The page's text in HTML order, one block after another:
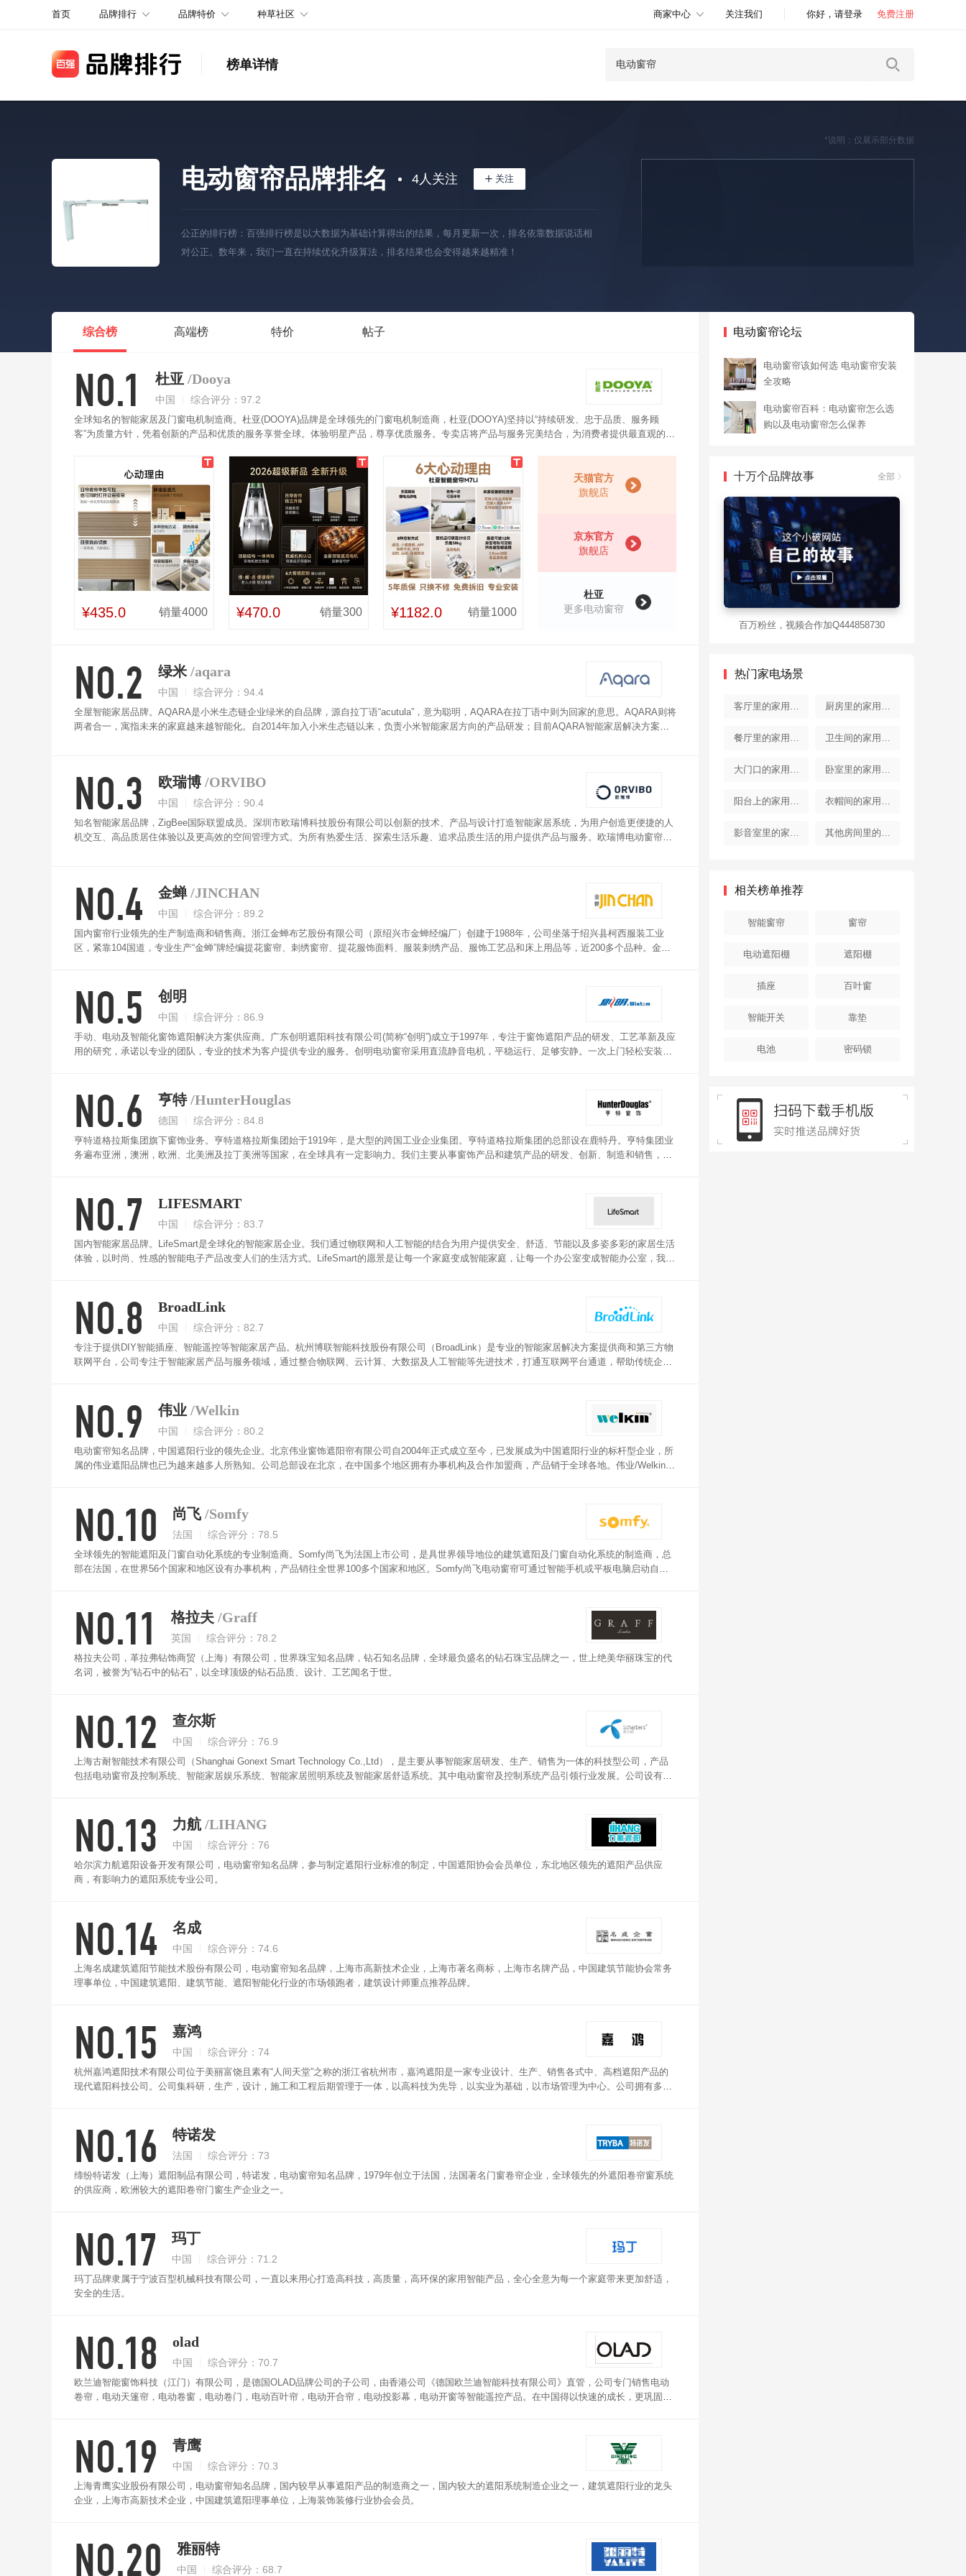
首页 品牌排行 品牌特价 种草社区 商家中心 关注我们 你好，请登录 免费注册
榜单详情
电动窗帘品牌排名 4人关注
公正的排行榜：百强排行榜是以大数据为基础计算得出的结果，每月更新一次，排名依靠数据说话相
对公正。数年来，我们一直在持续优化升级算法，排名结果也会变得越来越精准！
*说明：仅展示部分数据
综合榜 高端榜 特价 帖子
NO.1 杜亚 /Dooya
中国 综合评分：97.2
全球知名的智能家居及门窗电机制造商。杜亚(DOOYA)品牌是全球领先的门窗电机制造商，杜亚(DOOYA)坚持以“持续研发、忠于品质、服务顾
客”为质量方针，凭着创新的产品和优质的服务享誉全球。体验明星产品，尊享优质服务。专卖店将产品与服务完美结合，为消费者提供最直观的产
下；除了遥控器正常操作外，此款支持天猫精灵或小爱同学进行语音控制，以及进行定时开关等智能体验。搭配天猫精灵/米家APP、实现手机控
¥435.0 销量4000 ¥470.0 销量300 ¥1182.0 销量1000
天猫官方
旗舰店
京东官方
旗舰店
杜亚
更多电动窗帘
NO.2 绿米 /aqara
中国 综合评分：94.4
全屋智能家居品牌。AQARA是小米生态链企业绿米的自品牌，源自拉丁语“acutula”，意为聪明，AQARA在拉丁语中则为回家的意思。AQARA则将
两者合一，寓指未来的家庭越来越智能化。自2014年加入小米生态链以来，负责小米智能家居方向的产品研发；目前AQARA智能家居解决方案已
关，与智能门锁、门窗传感器等实现联动。
NO.3 欧瑞博 /ORVIBO
中国 综合评分：90.4
知名智能家居品牌，ZigBee国际联盟成员。深圳市欧瑞博科技股份有限公司以创新的技术、产品与设计打造智能家居系统，为用户创造更便捷的人
机交互、高品质居住体验以及更高效的空间管理方式。为所有热爱生活、探索生活乐趣、追求品质生活的用户提供产品与服务。欧瑞博电动窗帘采
NO.4 金蝉 /JINCHAN
中国 综合评分：89.2
国内窗帘行业领先的生产制造商和销售商。浙江金蝉布艺股份有限公司（原绍兴市金蝉经编厂）创建于1988年，公司坐落于绍兴县柯西服装工业
区，紧靠104国道，专业生产“金蝉”牌经编提花窗帘、刺绣窗帘、提花服饰面料、服装刺绣产品、服饰工艺品和床上用品等，近200多个品种。金蝉
NO.5 创明
中国 综合评分：86.9
手动、电动及智能化窗饰遮阳解决方案供应商。广东创明遮阳科技有限公司(简称“创明”)成立于1997年，专注于窗饰遮阳产品的研发、工艺革新及应
用的研究，承诺以专业的团队，专业的技术为客户提供专业的服务。创明电动窗帘采用直流静音电机，平稳运行、足够安静。一次上门轻松安装。
NO.6 亨特 /HunterHouglas
德国 综合评分：84.8
亨特道格拉斯集团旗下窗饰业务。亨特道格拉斯集团始于1919年，是大型的跨国工业企业集团。亨特道格拉斯集团的总部设在鹿特丹。亨特集团业
务遍布亚洲，澳洲，欧洲、北美洲及拉丁美洲等国家，在全球具有一定影响力。我们主要从事窗饰产品和建筑产品的研发、创新、制造和销售，以
PowerView电动系统的潜力。使用智能手机或平板电脑上的应用程序，您可以创建和安排自定义的房间场景，让您的窗饰在一天中自行运行。
NO.7 LIFESMART
中国 综合评分：83.7
国内智能家居品牌。LifeSmart是全球化的智能家居企业。我们通过物联网和人工智能的结合为用户提供安全、舒适、节能以及多姿多彩的家居生活
体验，以时尚、性感的智能电子产品改变人们的生活方式。LifeSmart的愿景是让每一个家庭变成智能家庭，让每一个办公室变成智能办公室，我们
同时能做到手拉启动，遇阻停止。速接轨道可拼出多种长度，安装更简单方便。
NO.8 BroadLink
中国 综合评分：82.7
专注于提供DIY智能插座、智能遥控等智能家居产品。杭州博联智能科技股份有限公司（BroadLink）是专业的智能家居解决方案提供商和第三方物
联网平台，公司专注于智能家居产品与服务领域，通过整合物联网、云计算、大数据及人工智能等先进技术，打通互联网平台通道，帮助传统企业
通轨道更静音，更顺滑！
NO.9 伟业 /Welkin
中国 综合评分：80.2
电动窗帘知名品牌，中国遮阳行业的领先企业。北京伟业窗饰遮阳帘有限公司自2004年正式成立至今，已发展成为中国遮阳行业的标杆型企业，所
属的伟业遮阳品牌也已为越来越多人所熟知。公司总部设在北京，在中国多个地区拥有办事机构及合作加盟商，产品销于全球各地。伟业/Welkin电
NO.10 尚飞 /Somfy
法国 综合评分：78.5
全球领先的智能遮阳及门窗自动化系统的专业制造商。Somfy尚飞为法国上市公司，是具世界领导地位的建筑遮阳及门窗自动化系统的制造商，总
部在法国，在世界56个国家和地区设有办事机构，产品销往全世界100多个国家和地区。Somfy尚飞电动窗帘可通过智能手机或平板电脑启动自定
NO.11 格拉夫 /Graff
英国 综合评分：78.2
格拉夫公司，革拉弗钻饰商贸（上海）有限公司，世界珠宝知名品牌，钻石知名品牌，全球最负盛名的钻石珠宝品牌之一，世上绝美华丽珠宝的代
名词，被誉为“钻石中的钻石”，以全球顶级的钻石品质、设计、工艺闻名于世。
NO.12 查尔斯
中国 综合评分：76.9
上海古耐智能技术有限公司（Shanghai Gonext Smart Technology Co.,Ltd），是主要从事智能家居研发、生产、销售为一体的科技型公司，产品
包括电动窗帘及控制系统、智能家居娱乐系统、智能家居照明系统及智能家居舒适系统。其中电动窗帘及控制系统产品引领行业发展。公司设有产
NO.13 力航 /LIHANG
中国 综合评分：76
哈尔滨力航遮阳设备开发有限公司，电动窗帘知名品牌，参与制定遮阳行业标准的制定，中国遮阳协会会员单位，东北地区领先的遮阳产品供应
商，有影响力的遮阳系统专业公司。
NO.14 名成
中国 综合评分：74.6
上海名成建筑遮阳节能技术股份有限公司，电动窗帘知名品牌，上海市高新技术企业，上海市著名商标，上海市名牌产品，中国建筑节能协会常务
理事单位，中国建筑遮阳、建筑节能、遮阳智能化行业的市场领跑者，建筑设计师重点推荐品牌。
NO.15 嘉鸿
中国 综合评分：74
杭州嘉鸿遮阳技术有限公司位于美丽富饶且素有“人间天堂”之称的浙江省杭州市，嘉鸿遮阳是一家专业设计、生产、销售各式中、高档遮阳产品的
现代遮阳科技公司。公司集科研，生产，设计，施工和工程后期管理于一体，以高科技为先导，以实业为基础，以市场管理为中心。公司拥有多元
NO.16 特诺发
法国 综合评分：73
缔纷特诺发（上海）遮阳制品有限公司，特诺发，电动窗帘知名品牌，1979年创立于法国，法国著名门窗卷帘企业，全球领先的外遮阳卷帘窗系统
的供应商，欧洲较大的遮阳卷帘门窗生产企业之一。
NO.17 玛丁
中国 综合评分：71.2
玛丁品牌隶属于宁波百型机械科技有限公司，一直以来用心打造高科技，高质量，高环保的家用智能产品，全心全意为每一个家庭带来更加舒适，
安全的生活。
NO.18 olad
中国 综合评分：70.7
欧兰迪智能窗饰科技（江门）有限公司，是德国OLAD品牌公司的子公司，由香港公司《德国欧兰迪智能科技有限公司》直管，公司专门销售电动
卷帘，电动天篷帘，电动卷窗，电动卷门，电动百叶帘，电动开合帘，电动投影幕，电动开窗等智能遥控产品。在中国得以快速的成长，更巩固了
NO.19 青鹰
中国 综合评分：70.3
上海青鹰实业股份有限公司，电动窗帘知名品牌，国内较早从事遮阳产品的制造商之一，国内较大的遮阳系统制造企业之一，建筑遮阳行业的龙头
企业，上海市高新技术企业，中国建筑遮阳理事单位，上海装饰装修行业协会会员。
NO.20 雅丽特
中国 综合评分：68.7
电动窗帘论坛
电动窗帘该如何选 电动窗帘安装
全攻略
电动窗帘百科：电动窗帘怎么选
购以及电动窗帘怎么保养
十万个品牌故事 全部
百万粉丝，视频合作加Q444858730
热门家电场景
客厅里的家用电
器
厨房里的家用电
器
餐厅里的家用电
器
卫生间的家用电
器
大门口的家用电
器
卧室里的家用电
器
阳台上的家用电 衣帽间的家用电
器
影音室里的家用 其他房间里的家
相关榜单推荐
智能窗帘 窗帘
电动遮阳棚 遮阳棚
插座 百叶窗
智能开关 靠垫
电池 密码锁